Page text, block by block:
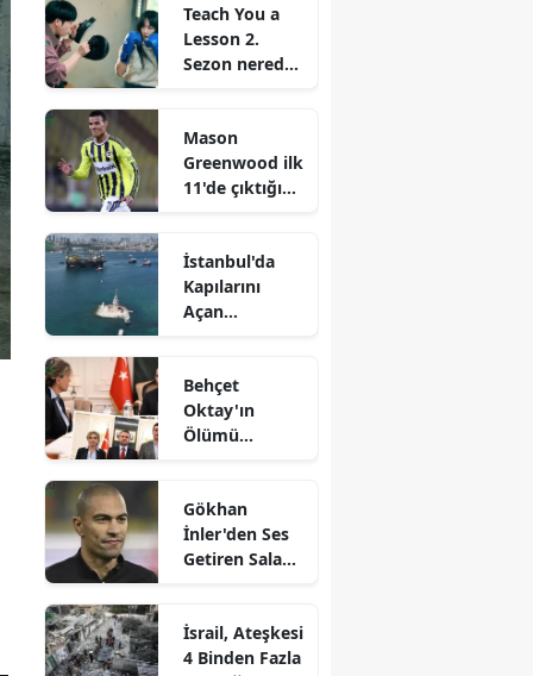
Teach You a
Lesson 2.
Sezon nereden
başlayacak
Mason
Greenwood ilk
11'de çıktığı
İstanbul'da
Kapılarını
Açan
Vinç Gemisi!
Behçet
Oktay'ın
Ölümü
Tartışılıyor:
Bakan Gürlek,
Müdürün
Açıkladı!
Gökhan
İnler'den Ses
Getiren Salah
İsrail, Ateşkesi
4 Binden Fazla